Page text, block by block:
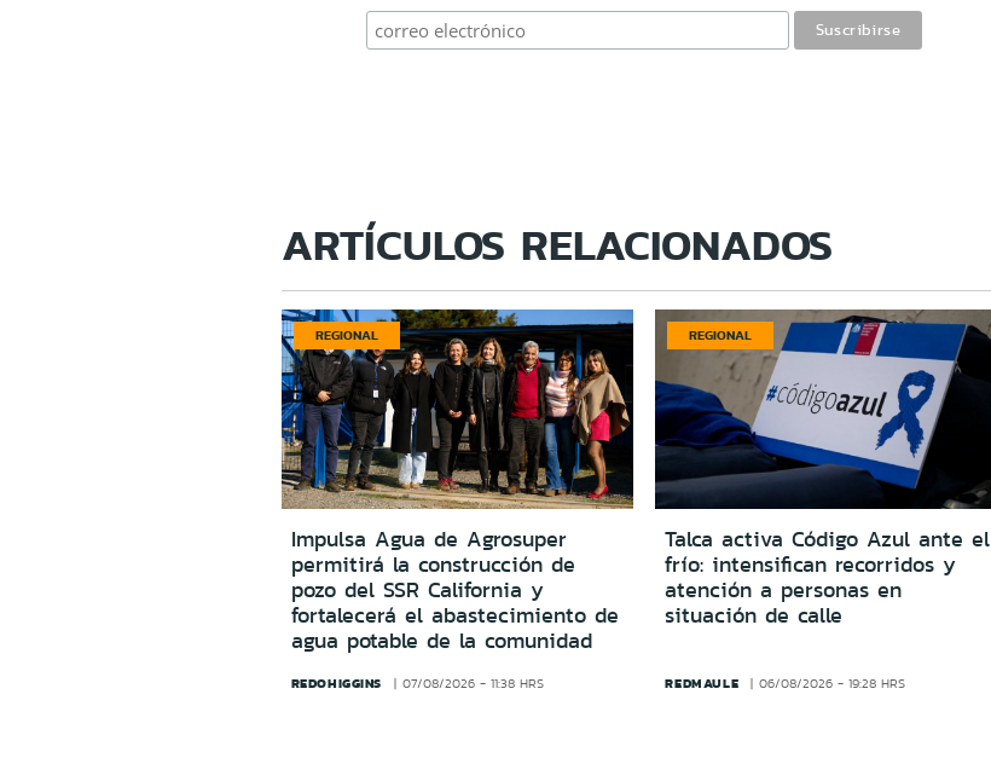
ARTÍCULOS RELACIONADOS
REGIONAL
Impulsa Agua de Agrosuper
permitirá la construcción de
pozo del SSR California y
fortalecerá el abastecimiento de
agua potable de la comunidad
REDOHIGGINS 07/08/2026 - 11:38 HRS
REGIONAL
Talca activa Código Azul ante el
frío: intensifican recorridos y
atención a personas en
situación de calle
REDMAULE 06/08/2026 - 19:28 HRS